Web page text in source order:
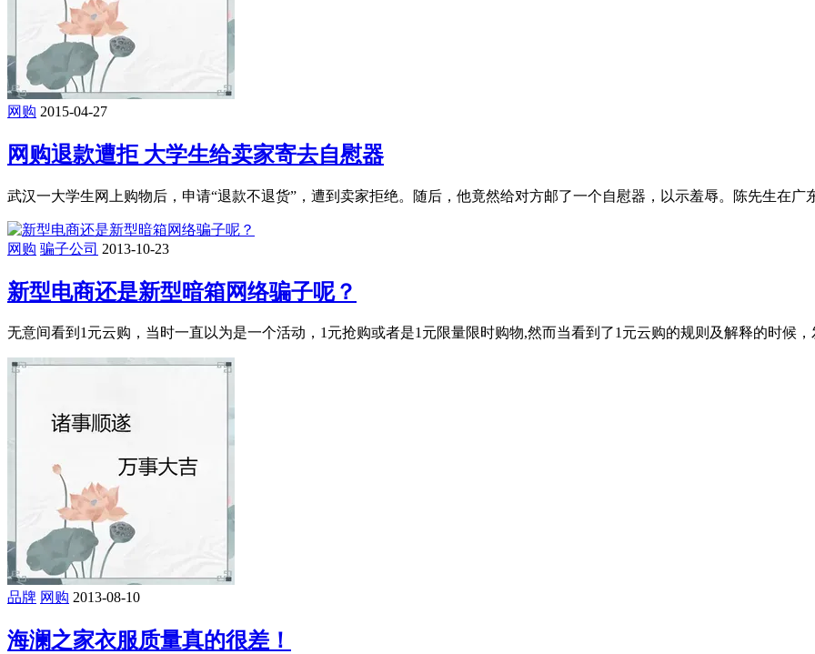
网购 2015-04-27
网购退款遭拒 大学生给卖家寄去自慰器
武汉一大学生网上购物后，申请“退款不退货”，遭到卖家拒绝。随后，他竟然给对方邮了一个自慰器，以示羞辱。陈先生在广
网购 骗子公司 2013-10-23
新型电商还是新型暗箱网络骗子呢？
无意间看到1元云购，当时一直以为是一个活动，1元抢购或者是1元限量限时购物,然而当看到了1元云购的规则及解释的时候，
品牌 网购 2013-08-10
海澜之家衣服质量真的很差！